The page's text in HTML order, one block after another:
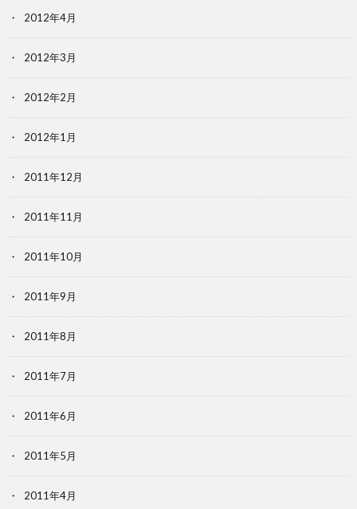
2012年4月
2012年3月
2012年2月
2012年1月
2011年12月
2011年11月
2011年10月
2011年9月
2011年8月
2011年7月
2011年6月
2011年5月
2011年4月